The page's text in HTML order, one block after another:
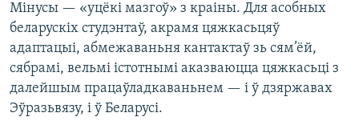
Мінусы — «уцёкі мазгоў» з краіны. Для асобных
беларускіх студэнтаў, акрамя цяжкасьцяў
адаптацыі, абмежаваньня кантактаў зь сям’ёй,
сябрамі, вельмі істотнымі аказваюцца цяжкасьці з
далейшым працаўладкаваньнем — і ў дзяржавах
Эўразьвязу, і ў Беларусі.